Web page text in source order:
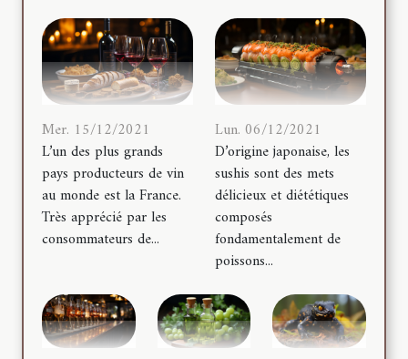
Mer. 15/12/2021
L’un des plus grands
pays producteurs de vin
au monde est la France.
Très apprécié par les
consommateurs de...
Lun. 06/12/2021
D’origine japonaise, les
sushis sont des mets
délicieux et diététiques
composés
fondamentalement de
poissons...